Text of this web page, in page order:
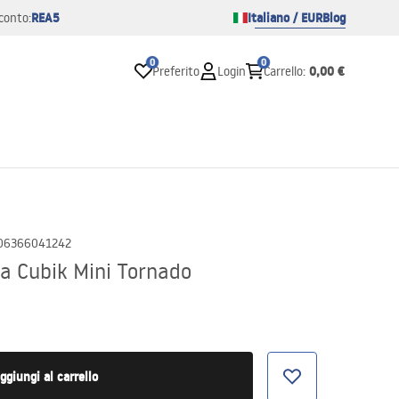
REA5 Italiano / EURBlog
0
Preferito Login
0
Carrello: 0,00 €
Cubik Mini Tornado
al carrello